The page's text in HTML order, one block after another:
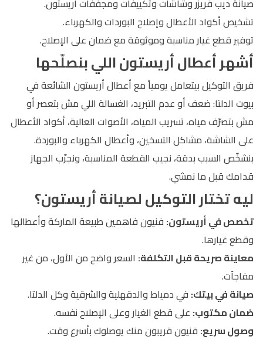
صيانة ديب فريزر وشاشات وتكييفات ومجففات أريستون.
تشخيص أكواد الأعطال وإصلاح البوردات والكهرباء.
توفير قطع غيار مناسبة وموثوقة مع ضمان على الإصلاح.
أشهر أعطال أريستون اللي بنصلّحها
فريق التوكيل بيتعامل يومياً مع أعطال أريستون الشائعة في
بيوت الدلتا: ضعف أو عدم التبريد، الغسالة اللي مش بتعصر أو
مش بتصرّف مياه، تسريب المياه، الأصوات العالية، أكواد الأعطال
على الشاشة، مشاكل التسخين، وأعطال الكهرباء والبوردة.
بنشخّص السبب بدقة، نجيب القطعة المناسبة، ونجرّب الجهاز
قدامك قبل ما نمشي.
ليه تختار التوكيل لصيانة أريستون؟
تخصص في أريستون: فنيون فاهمين طبيعة الماركة وأعطالها
وقطع غيارها.
معاينة صريحة قبل التكلفة: السعر واضح من الأول، من غير
مفاجآت.
صيانة في بيتك: في دمياط والدقهلية والشرقية وكل الدلتا.
ضمان مكتوب: على قطع الغيار وعلى الإصلاح نفسه.
وصول سريع: فنيون قريبون منك يوصلوك بأسرع وقت.